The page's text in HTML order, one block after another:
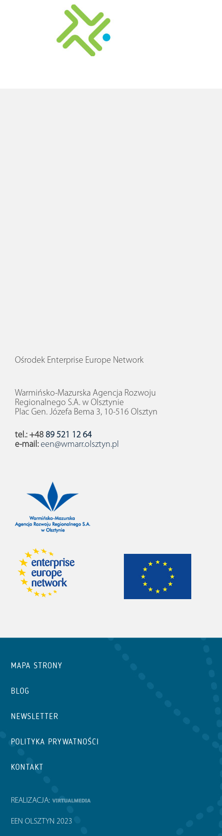
Ośrodek Enterprise Europe Network
Warmińsko-Mazurska Agencja Rozwoju
Regionalnego S.A. w Olsztynie
Plac Gen. Józefa Bema 3, 10-516 Olsztyn
tel.: +48 89 521 12 64
e-mail: een@wmarr.olsztyn.pl
MAPA STRONY
BLOG
NEWSLETTER
POLITYKA PRYWATNOŚCI
KONTAKT
REALIZACJA:
EEN OLSZTYN 2023